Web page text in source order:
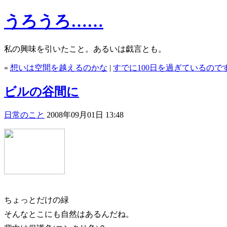
うろうろ……
私の興味を引いたこと。あるいは戯言とも。
« 想いは空間を越えるのかな | すでに100日を過ぎているので
ビルの谷間に
日常のこと 2008年09月01日 13:48
ちょっとだけの緑
そんなとこにも自然はあるんだね。